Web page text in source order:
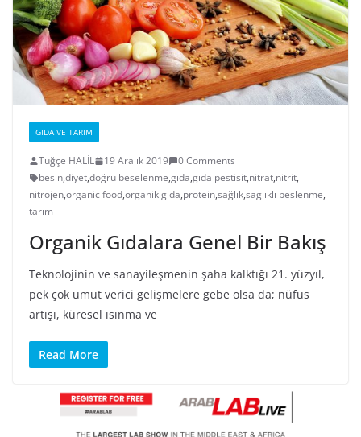
GIDA VE TARIM
Tuğçe HALİL 19 Aralık 2019
0 Comments
besin,diyet,doğru beselenme,gıda,gıda pestisit,nitrat,nitrit,
nitrojen,organic food,organik gıda,protein,sağlık,saglıklı beslenme,
tarım
Organik Gıdalara Genel Bir Bakış
Teknolojinin ve sanayileşmenin şaha kalktığı 21. yüzyıl,
pek çok umut verici gelişmelere gebe olsa da; nüfus
artışı, küresel ısınma ve
Read More